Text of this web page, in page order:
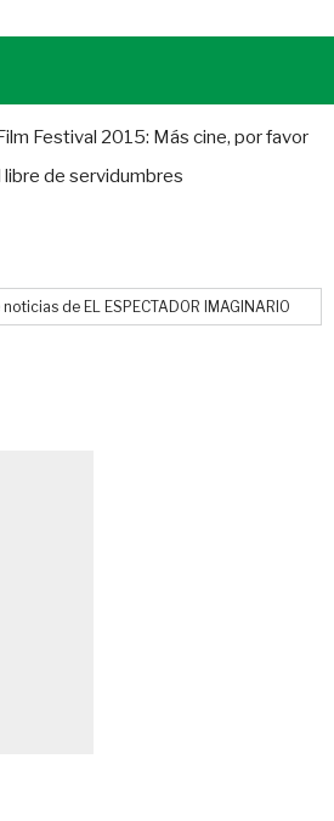
Festival 2015: Más cine, por favor
de servidumbres
de EL ESPECTADOR IMAGINARIO